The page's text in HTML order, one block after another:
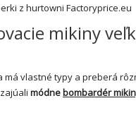
z hurtowni Factoryprice.eu
mikiny
vlastné typy a preberá
módnebombardér